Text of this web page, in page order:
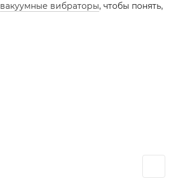
вакуумные вибраторы, чтобы понять,